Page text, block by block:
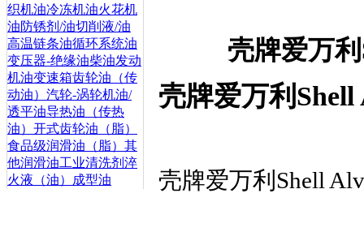
织机油冷冻机油火花机
油防锈剂/油切削液/油
高温链条油循环系统油
变压器-绝缘油柴油发动
机油变速箱齿轮油（传
动油） 汽轮-涡轮机油/
透平油导热油（传热
油） 开式齿轮油（脂）
食品级润滑油（脂） 其
他润滑油工业清洗剂 淬
火液（油）
成型油
壳牌爱万
壳牌爱万利
壳牌爱万利Shell